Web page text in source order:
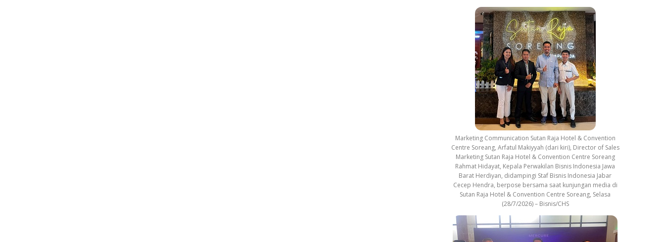
Marketing Communication Sutan Raja Hotel & Convention
Centre Soreang, Arfatul Makiyyah (dari kiri), Director of Sales
Marketing Sutan Raja Hotel & Convention Centre Soreang
Rahmat Hidayat, Kepala Perwakilan Bisnis Indonesia Jawa
Barat Herdiyan, didampingi Staf Bisnis Indonesia Jabar
Cecep Hendra, berpose bersama saat kunjungan media di
Sutan Raja Hotel & Convention Centre Soreang, Selasa
(28/7/2026) – Bisnis/CHS